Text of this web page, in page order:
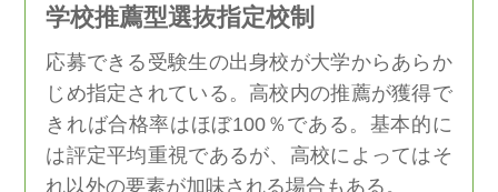
学校推薦型選抜指定校制
応募できる受験生の出身校が大学からあらか
じめ指定されている。高校内の推薦が獲得で
きれば合格率はほぼ100％である。基本的に
は評定平均重視であるが、高校によってはそ
れ以外の要素が加味される場合もある。